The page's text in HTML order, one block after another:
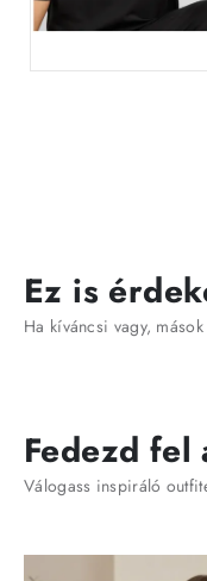
Ez is
Ha kíváncsi vagy,
Fedezd fel
Válogass inspiráló